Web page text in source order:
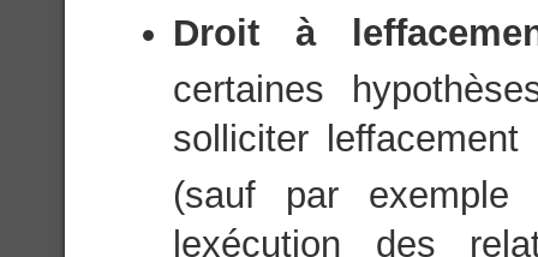
Droit à
certaines
solliciter
(sauf par
lexécution des